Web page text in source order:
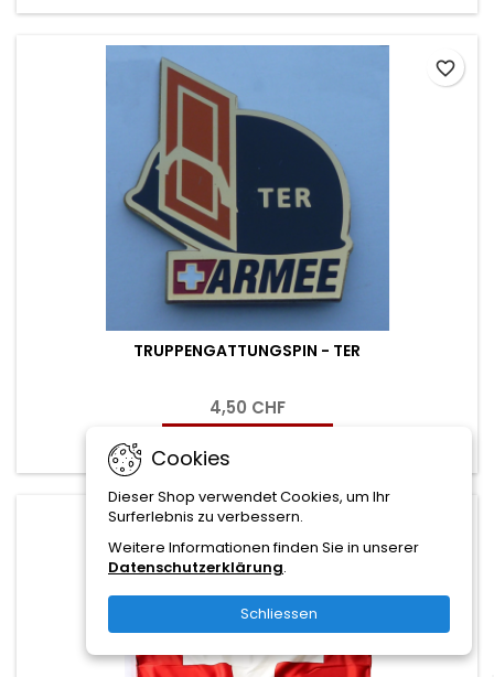
TRUPPENGATTUNGSPIN - TER
4,50 CHF
favorite_border
Cookies
Dieser Shop verwendet Cookies, um Ihr
Surferlebnis zu verbessern.
Weitere Informationen finden Sie in unserer
Datenschutzerklärung.
Schliessen